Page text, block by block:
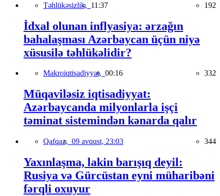
Təhlükəsizlik, 11:37 192
İdxal olunan inflyasiya: ərzağın
bahalaşması Azərbaycan üçün niyə
xüsusilə təhlükəlidir?
Makroiqtisadiyyat, 00:16 332
Müqaviləsiz iqtisadiyyat:
Azərbaycanda milyonlarla işçi
təminat sistemindən kənarda qalır
Qafqaz, 09 avqust, 23:03 344
Yaxınlaşma, lakin barışıq deyil:
Rusiya və Gürcüstan eyni müharibəni
fərqli oxuyur